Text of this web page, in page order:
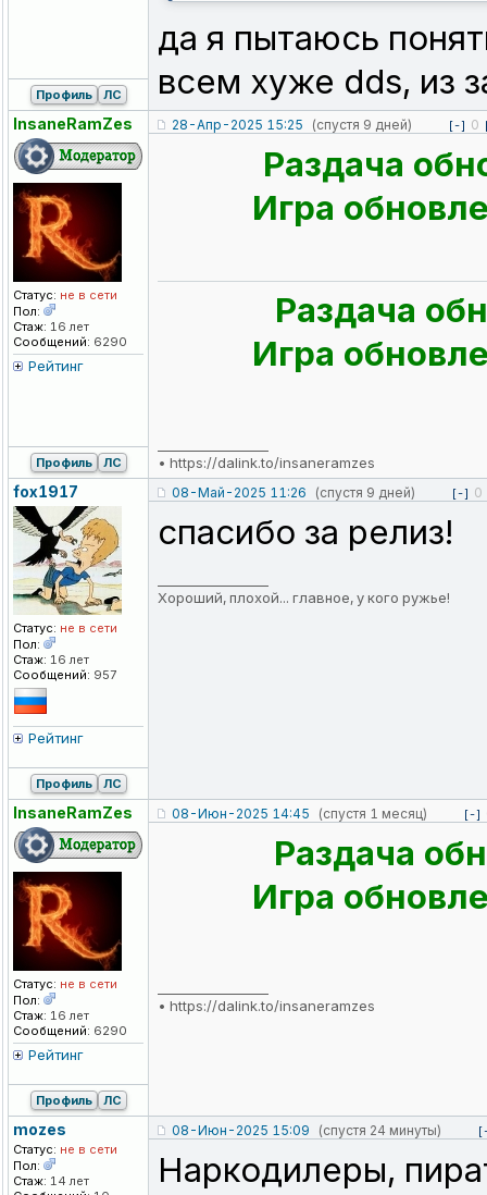
да я пытаюсь
всем хуже dds, из
Профиль ЛС
InsaneRamZes
Статус: не в сети
Пол:
Стаж: 16 лет
Сообщений: 6290
Рейтинг
28-Апр-2025 15:25 (спустя 9 дней) [-] 0
Раздача
Игра
Раздача
Игра
• https://dalink.to/insaneramzes
Профиль ЛС
fox1917
Статус: не в сети
Пол:
Стаж: 16 лет
Сообщений: 957
Рейтинг
08-Май-2025 11:26 (спустя 9 дней) [-] 0
спасибо за релиз!
Хороший, плохой... главное, у кого ружье!
Профиль ЛС
InsaneRamZes
Статус: не в сети
Пол:
Стаж: 16 лет
Сообщений: 6290
Рейтинг
08-Июн-2025 14:45 (спустя 1 месяц) [-]
Раздача
Игра
• https://dalink.to/insaneramzes
Профиль ЛС
mozes
Статус: не в сети
Пол:
Стаж: 14 лет
08-Июн-2025 15:09 (спустя 24 минуты)
Наркодилеры,